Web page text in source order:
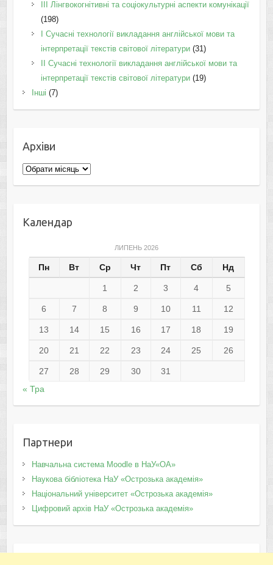
IІI Лінгвокогнітивні та соціокультурні аспекти комунікації
(198)
I Cучасні технології викладання англійської мови та
інтерпретації текстів світової літератури(31)
II Cучасні технології викладання англійської мови та
інтерпретації текстів світової літератури(19)
Інші (7)
Архіви
Архіви
Календар
ЛИПЕНЬ 2026
Пн Вт Ср Чт Пт Сб Нд
1 2 3 4 5
6 7 8 9 10 11 12
13 14 15 16 17 18 19
20 21 22 23 24 25 26
27 28 29 30
31
« Тра
Партнери
Навчальна система Moodle в НаУ«ОА»
Наукова бібліотека НаУ «Острозька академія»
Національний університет «Острозька академія»
Цифровий архів НаУ «Острозька академія»